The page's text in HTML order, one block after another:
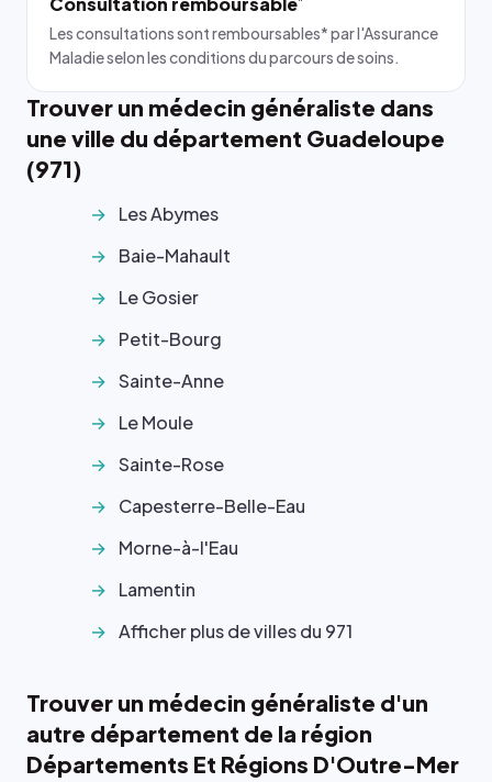
Les consultations sont remboursables* par l'Assurance
Maladie selon les conditions du parcours de soins.
Trouver un médecin généraliste dans
une ville du département Guadeloupe
(971)
Les Abymes
Baie-Mahault
Le Gosier
Petit-Bourg
Sainte-Anne
Le Moule
Sainte-Rose
Capesterre-Belle-Eau
Morne-à-l'Eau
Lamentin
Afficher plus de villes du 971
Trouver un médecin généraliste d'un
autre département de la région
Départements Et Régions D'Outre-Mer